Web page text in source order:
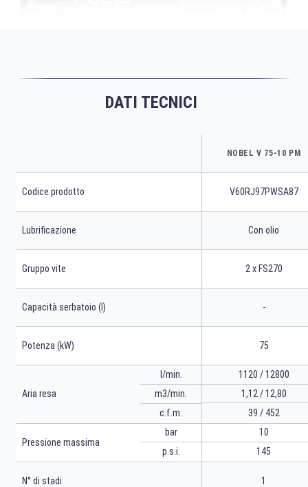
DATI TECNICI
NOBEL V 75-10 PM
Codice prodotto V60RJ97PWSA87
Lubrificazione Con olio
Gruppo vite 2 x FS270
Capacità serbatoio (l) -
Potenza (kW) 75
Aria resa
l/min.
m3/min.
c.f.m.
1120 / 12800
1,12 / 12,80
39 / 452
Pressione massima
bar
p.s.i.
10
145
N° di stadi 1